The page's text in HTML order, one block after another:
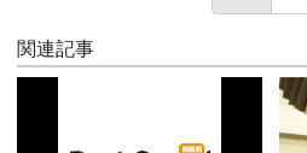
関連記事